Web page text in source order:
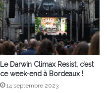
Le Darwin Climax Resist, c’est
ce week-end à Bordeaux !
14 septembre 2023